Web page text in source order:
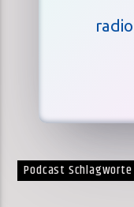
Podcast Schlagworte